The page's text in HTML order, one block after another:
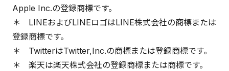
Apple Inc.の登録商標です。
＊ LINEおよびLINEロゴはLINE株式会社の商標または
登録商標です。
＊ TwitterはTwitter,Inc.の商標または登録商標です。
＊ 楽天は楽天株式会社の登録商標または商標です。